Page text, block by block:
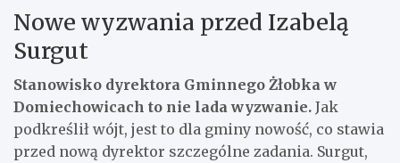
Nowe wyzwania przed Izabelą
Surgut
Stanowisko dyrektora Gminnego Żłobka w
Domiechowicach to nie lada wyzwanie. Jak
podkreślił wójt, jest to dla gminy nowość, co stawia
przed nową dyrektor szczególne zadania. Surgut,